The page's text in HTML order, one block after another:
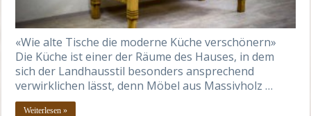
«Wie alte Tische die moderne Küche verschönern»
Die Küche ist einer der Räume des Hauses, in dem
sich der Landhausstil besonders ansprechend
verwirklichen lässt, denn Möbel aus Massivholz …
Weiterlesen »